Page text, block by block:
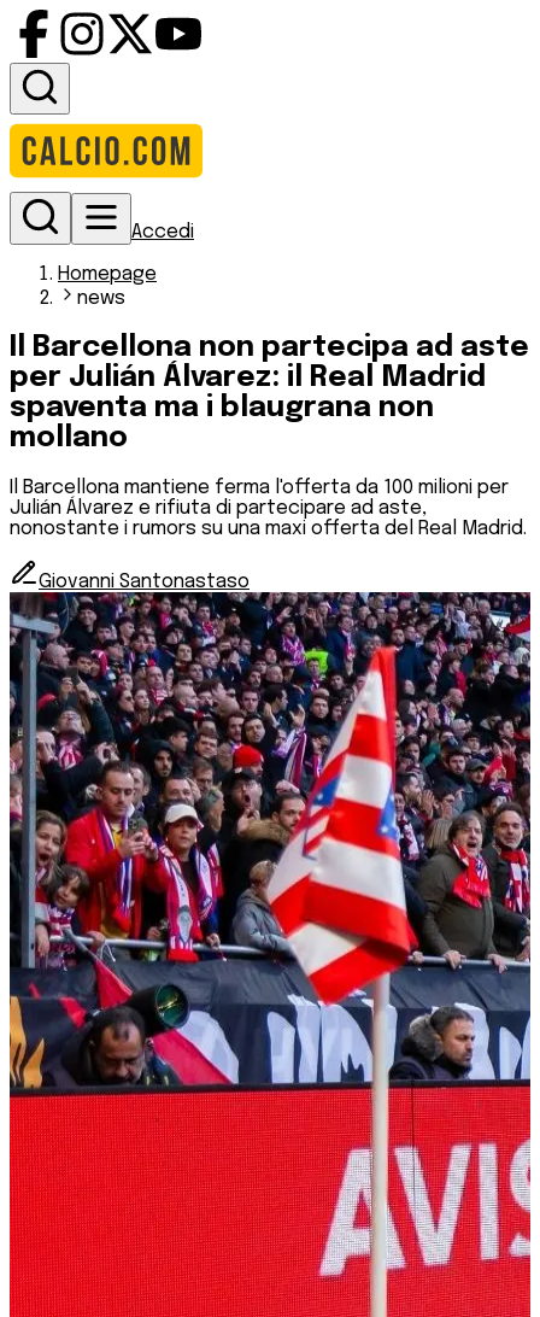
Accedi
Homepage
news
Il Barcellona non partecipa ad aste
per Julián Álvarez: il Real Madrid
spaventa ma i blaugrana non
mollano
Il Barcellona mantiene ferma l'offerta da 100 milioni per
Julián Álvarez e rifiuta di partecipare ad aste,
nonostante i rumors su una maxi offerta del Real Madrid.
Giovanni Santonastaso